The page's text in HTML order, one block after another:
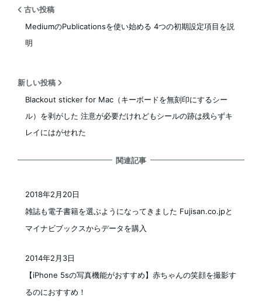
古い投稿
MediumのPublicationsを使い始める 4つの初期設定項目を説
明
新しい投稿
Blackout sticker for Mac（キーボードを無刻印にするシー
ル）を剥がした 注意が必要だけれどもシールの跡は残らずキ
レイにはがせれた
関連記事
雑誌も電子書籍を選ぶようになってきました Fujisan.co.jpと
マイナビブックスからデータを購入
投稿日
2018年2月20日
【iPhone 5sの写真機能がおすすめ】赤ちゃんの笑顔を撮影す
るのにおすすめ！
2014年2月3日